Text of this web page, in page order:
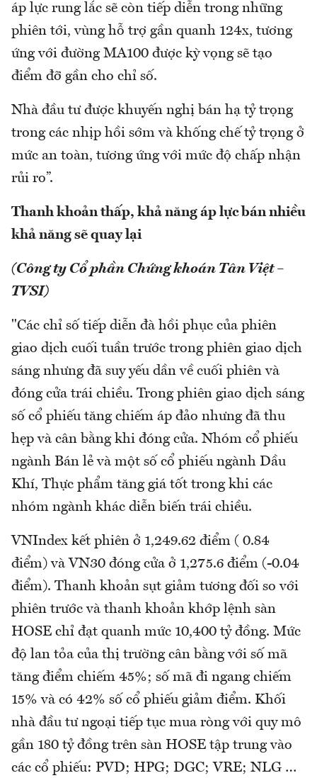
áp lực rung lắc sẽ còn tiếp diễn trong những
phiên tới, vùng hỗ trợ gần quanh 124x, tương
ứng với đường MA100 được kỳ vọng sẽ tạo
điểm đỡ gần cho chỉ số.
Nhà đầu tư được khuyến nghị bán hạ tỷ trọng
trong các nhịp hồi sớm và khống chế tỷ trọng ở
mức an toàn, tương ứng với mức độ chấp nhận
rủi ro”.
Thanh khoản thấp, khả năng áp lực bán nhiều
khả năng sẽ quay lại
(Công ty Cổ phần Chứng khoán Tân Việt –
TVSI)
"Các chỉ số tiếp diễn đà hồi phục của phiên
giao dịch cuối tuần trước trong phiên giao dịch
sáng nhưng đã suy yếu dần về cuối phiên và
đóng cửa trái chiều. Trong phiên giao dịch sáng
số cổ phiếu tăng chiếm áp đảo nhưng đã thu
hẹp và cân bằng khi đóng cửa. Nhóm cổ phiếu
ngành Bán lẻ và một số cổ phiếu ngành Dầu
Khí, Thực phẩm tăng giá tốt trong khi các
nhóm ngành khác diễn biến trái chiều.
VNIndex kết phiên ở 1,249.62 điểm ( 0.84
điểm) và VN30 đóng cửa ở 1,275.6 điểm (-0.04
điểm). Thanh khoản sụt giảm tương đối so với
phiên trước và thanh khoản khớp lệnh sàn
HOSE chỉ đạt quanh mức 10,400 tỷ đồng. Mức
độ lan tỏa của thị trường cân bằng với số mã
tăng điểm chiếm 45%; số mã đi ngang chiếm
15% và có 42% số cổ phiếu giảm điểm. Khối
nhà đầu tư ngoại tiếp tục mua ròng với quy mô
gần 180 tỷ đồng trên sàn HOSE tập trung vào
các cổ phiếu: PVD; HPG; DGC; VRE; NLG …